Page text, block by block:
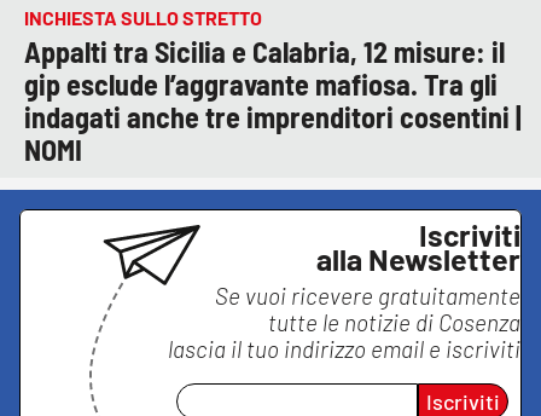
INCHIESTA SULLO STRETTO
Appalti tra Sicilia e Calabria, 12 misure: il
gip esclude l’aggravante mafiosa. Tra gli
indagati anche tre imprenditori cosentini |
NOMI
Iscriviti
alla Newsletter
Se vuoi ricevere gratuitamente
tutte le notizie di Cosenza
lascia il tuo indirizzo email e iscriviti
Iscriviti